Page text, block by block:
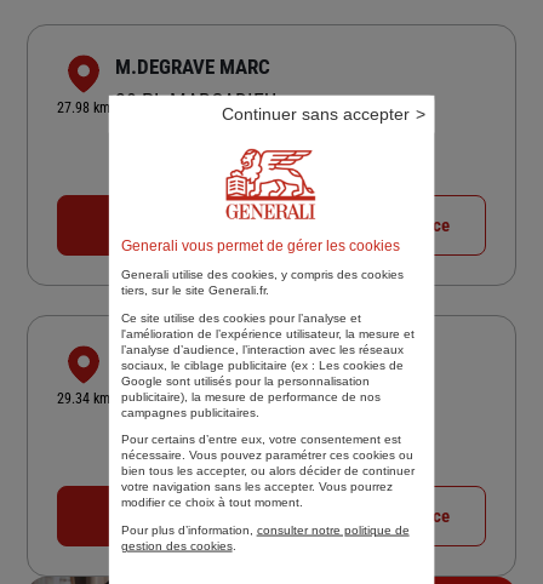
27.98 km
M.DEGRAVE MARC
28 PL MARCADIEU
65000 TARBES
(Google) 44 avis
Fermé aujourd'hui
Voir la fiche agence
29.34 km
PYRENEES CONSEILS ASSURANCES
83 AVE ARISTIDE BRIAND
65000 TARBES
4,3/5Note de 4.3 sur 5
(Google) 44 avis
Fermé aujourd'hui
Voir la fiche agence
Generali vous permet de gérer les cookies
Generali utilise des cookies, y compris des cookies
tiers, sur le site Generali.fr.
Ce site utilise des cookies pour l’analyse et
l'amélioration de l’expérience utilisateur, la mesure et
l’analyse d’audience, l’interaction avec les réseaux
sociaux, le ciblage publicitaire (ex : Les cookies de
Google sont utilisés pour la personnalisation
publicitaire), la mesure de performance de nos
campagnes publicitaires.
Pour certains d’entre eux, votre consentement est
nécessaire. Vous pouvez paramétrer ces cookies ou
bien tous les accepter, ou alors décider de continuer
votre navigation sans les accepter. Vous pourrez
modifier ce choix à tout moment.
Pour plus d’information, consulter notre politique de
gestion des cookies.
Continuer sans accepter